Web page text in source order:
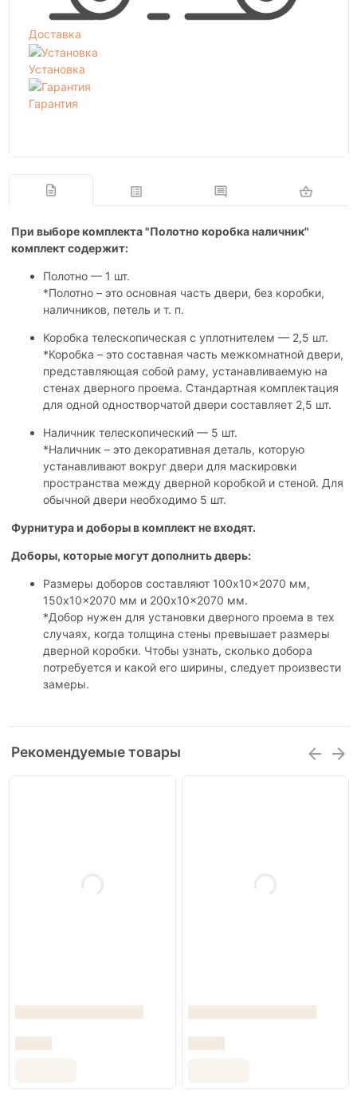
Доставка
Установка
Гарантия
При выборе комплекта "Полотно коробка наличник"
комплект содержит:
Полотно — 1 шт.
*Полотно – это основная часть двери, без коробки,
наличников, петель и т. п.
Коробка телескопическая с уплотнителем — 2,5 шт.
*Коробка – это составная часть межкомнатной двери,
представляющая собой раму, устанавливаемую на
стенах дверного проема. Стандартная комплектация
для одной одностворчатой двери составляет 2,5 шт.
Наличник телескопический — 5 шт.
*Наличник – это декоративная деталь, которую
устанавливают вокруг двери для маскировки
пространства между дверной коробкой и стеной. Для
обычной двери необходимо 5 шт.
Фурнитура и доборы в комплект не входят.
Доборы, которые могут дополнить дверь:
Размеры доборов составляют 100x10x2070 мм,
150x10x2070 мм и 200x10x2070 мм.
*Добор нужен для установки дверного проема в тех
случаях, когда толщина стены превышает размеры
дверной коробки. Чтобы узнать, сколько добора
потребуется и какой его ширины, следует произвести
замеры.
Рекомендуемые товары